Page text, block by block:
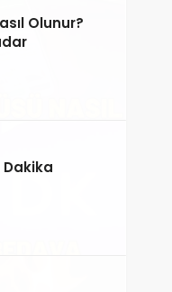
Olunur?